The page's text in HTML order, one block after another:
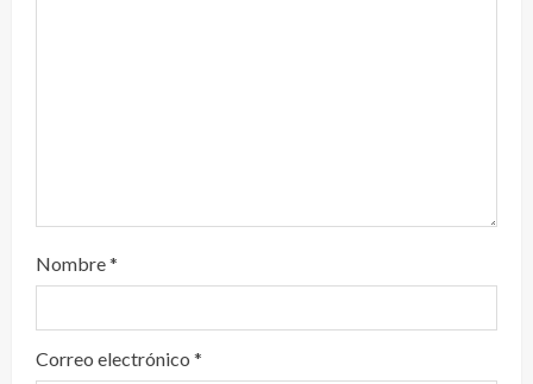
Nombre*
Correo electrónico *